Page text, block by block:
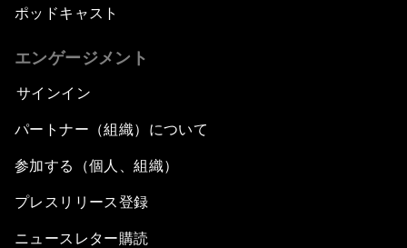
ポッドキャスト
エンゲージメント
サインイン
パートナー（組織）について
参加する（個人、組織）
プレスリリース登録
ニュースレター購読